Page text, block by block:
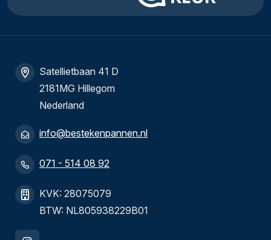
Satellietbaan 41 D
2181MG Hillegom
Nederland
info@bestekenpannen.nl
071 - 514 08 92
KVK: 28075079
BTW: NL805938229B01